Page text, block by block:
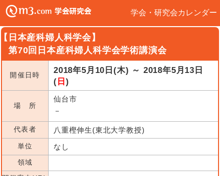
学会・研究会カレンダー
日本産科婦人科学会】
第70回日本産科婦人科学会学術講演会
開催日時
2018年5月10日(木) ～ 2018年5月13日
( 日 )
場 所
仙台市
－
代表者 八重樫伸生(東北大学教授)
単位 なし
領域